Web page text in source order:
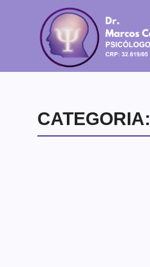
CATEGORIA: